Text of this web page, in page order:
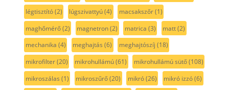
légtisztító(2) lúgszivattyú(4) macsakszőr(1)
maghőmérő(2) magnetron(2) matrica (3) matt(2)
mechanika (4) meghajtás (6) meghajtószíj (18)
mikrofilter(20) mikrohullámú(61) mikrohullámú sütő(108)
mikroszálas (1) mikroszűrő(20) mikró(26) mikró izzó(6)